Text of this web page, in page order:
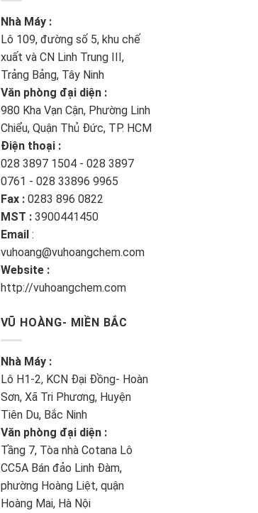
Nhà Máy :
Lô 109, đường số 5, khu chế
xuất và CN Linh Trung III,
Trảng Bảng, Tây Ninh
Văn phòng đại diện :
980 Kha Vạn Cận, Phường Linh
Chiểu, Quận Thủ Đức, TP. HCM
Điện thoại :
028 3897 1504 - 028 3897
0761 - 028 33896 9965
Fax : 0283 896 0822
MST : 3900441450
Email :
vuhoang@vuhoangchem.com
Website :
http://vuhoangchem.com
VŨ HOÀNG- MIỀN BẮC
Nhà Máy :
Lô H1-2, KCN Đại Đồng- Hoàn
Sơn, Xã Tri Phương, Huyện
Tiên Du, Bắc Ninh
Văn phòng đại diện :
Tầng 7, Tòa nhà Cotana Lô
CC5A Bán đảo Linh Đàm,
phường Hoàng Liệt, quận
Hoàng Mai, Hà Nội